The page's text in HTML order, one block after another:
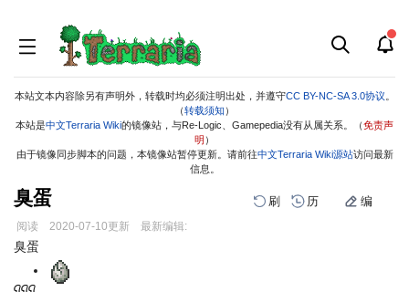
本站文本内容除另有声明外，转载时均必须注明出处，并遵守CC BY-NC-SA 3.0协议
（转载须知 ）
本站是中文Terraria Wiki的镜像站，与Re-Logic、Gamepedia没有从属关系。（免责声
明 ）
由于镜像同步脚本的问题，本镜像站暂停更新。请前往中文Terraria Wiki源站访问最新
信息。
臭蛋 刷 历 编
阅读 2020-07-10更新 最新编辑:
跳
导
跳
搜
臭蛋